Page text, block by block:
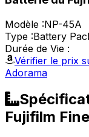
Modèle :NP-45A
Type :Battery
Durée de Vie :
Vérifier le prix
Adorama
Fujifilm